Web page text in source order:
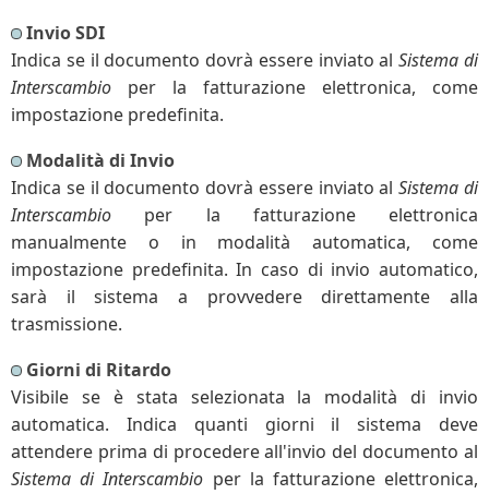
Invio SDI
Indica se il documento dovrà essere inviato alSistema di
Interscambio per la fatturazione elettronica, come
impostazione predefinita.
Modalità di Invio
Indica se il documento dovrà essere inviato alSistema di
Interscambio per la fatturazione elettronica
manualmente o in modalità automatica, come
impostazione predefinita. In caso di invio automatico,
sarà il sistema a provvedere direttamente alla
trasmissione.
Giorni di Ritardo
Visibile se è stata selezionata la modalità di invio
automatica. Indica quanti giorni il sistema deve
attendere prima di procedere all'invio del documento al
Sistema di Interscambio per la fatturazione elettronica,